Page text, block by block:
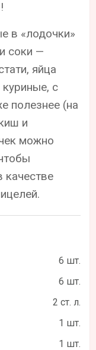
в «лодочки»
соки —
яйца
куриные, с
полезнее (на
и
можно
качестве
6 шт.
6 шт.
2 ст. л.
1 шт.
1 шт.